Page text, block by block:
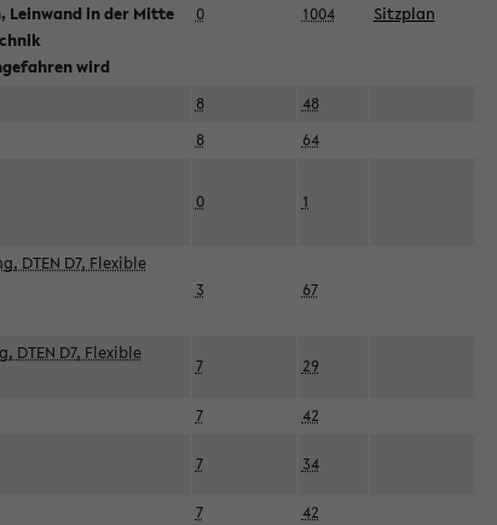
Leinwand in der Mitte
wird
0 1004 Sitzplan
8
48
8 64
0 1
DTEN D7, Flexible
3 67
DTEN D7, Flexible
7 29
7 42
7 34
7
42